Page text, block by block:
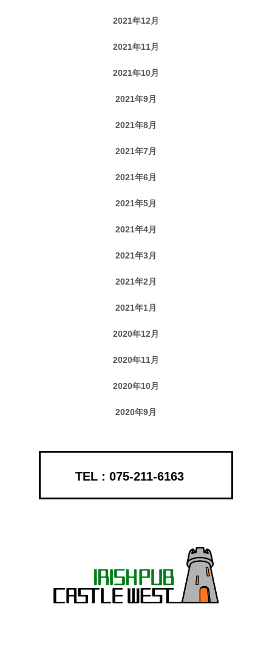
2021年12月
2021年11月
2021年10月
2021年9月
2021年8月
2021年7月
2021年6月
2021年5月
2021年4月
2021年3月
2021年2月
2021年1月
2020年12月
2020年11月
2020年10月
2020年9月
075-211-6163